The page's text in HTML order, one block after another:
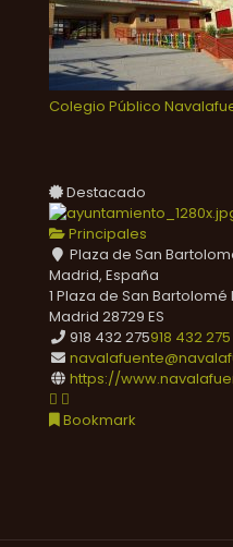
Colegio Público
Destacado
Principales
Plaza de San
Madrid, España
1 Plaza de San Bartolomé
Madrid 28729 ES
918 432 275918 432 275
https://
Bookmark